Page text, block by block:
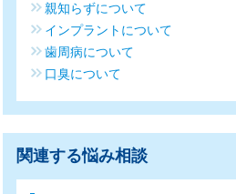
親知らずについて
インプラントについて
歯周病について
口臭について
関連する悩み相談